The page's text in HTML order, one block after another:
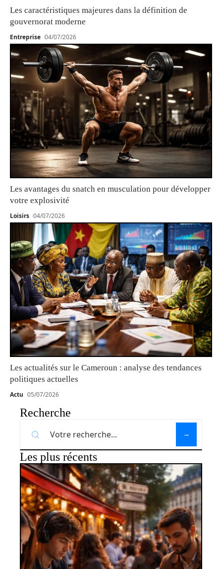
Les caractéristiques majeures dans la définition de
gouvernorat moderne
Entreprise 04/07/2026
Les avantages du snatch en musculation pour développer
votre explosivité
Loisirs 04/07/2026
Les actualités sur le Cameroun : analyse des tendances
politiques actuelles
Actu 05/07/2026
Recherche
Les plus récents